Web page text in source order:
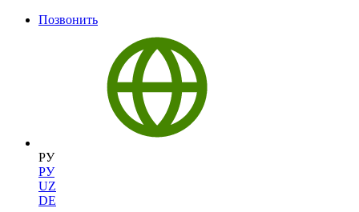
Позвонить
РУ
РУ
UZ
DE